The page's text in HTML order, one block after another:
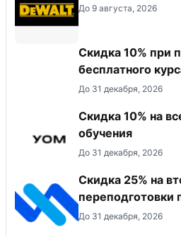
До 9 августа, 2026
Скидка 10% при
бесплатного
До 31 декабря, 2026
Скидка 10% на
обучения
До 31 декабря, 2026
Скидка 25% на
переподготовки
До 31 декабря, 2026